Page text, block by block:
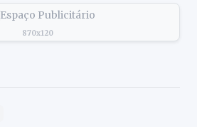
Espaço Publicitário
870x120